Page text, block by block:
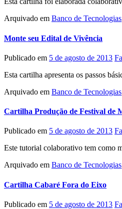
Arquivado em Banco de Tecnologias
Monte seu Edital de Vivência
Publicado em 5 de agosto de 2013
Esta cartilha apresenta os passos
Arquivado em Banco de Tecnologias
Cartilha Produção de Festival de
Publicado em 5 de agosto de 2013
Este tutorial colaborativo tem como
Arquivado em Banco de Tecnologias
Cartilha Cabaré Fora do Eixo
Publicado em 5 de agosto de 2013